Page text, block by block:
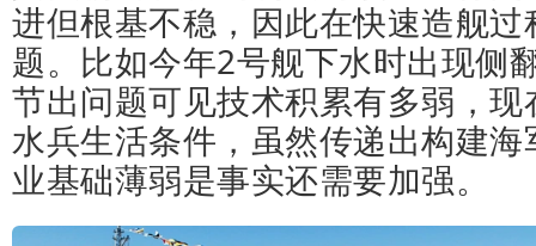
进但根基不稳，因此在快速造舰
题。比如今年2号舰下水时出现侧
节出问题可见技术积累有多弱，
水兵生活条件，虽然传递出构建
业基础薄弱是事实还需要加强。